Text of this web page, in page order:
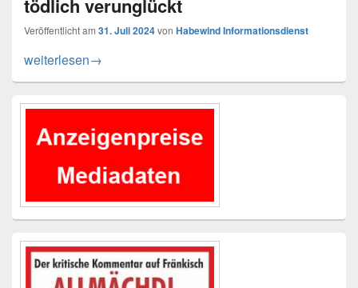
tödlich verunglückt
Veröffentlicht am 31. Juli 2024von Habewind Informationsdienst
Schwerer Verkehrsunfall bei Gunzenhausen –
weiterlesen→
Primärer
Widgetbereich